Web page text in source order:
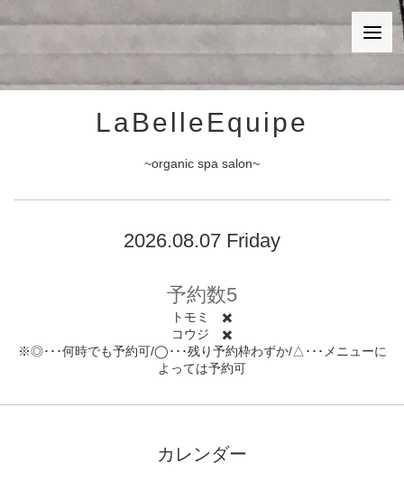
LaBelleEquipe
~organic spa salon~
2026.08.07 Friday
予約数5
トモミ ✖️
コウジ ✖️
※◎･･･何時でも予約可/◯･･･残り予約枠わずか/△･･･メニューに
よっては予約可
カレンダー